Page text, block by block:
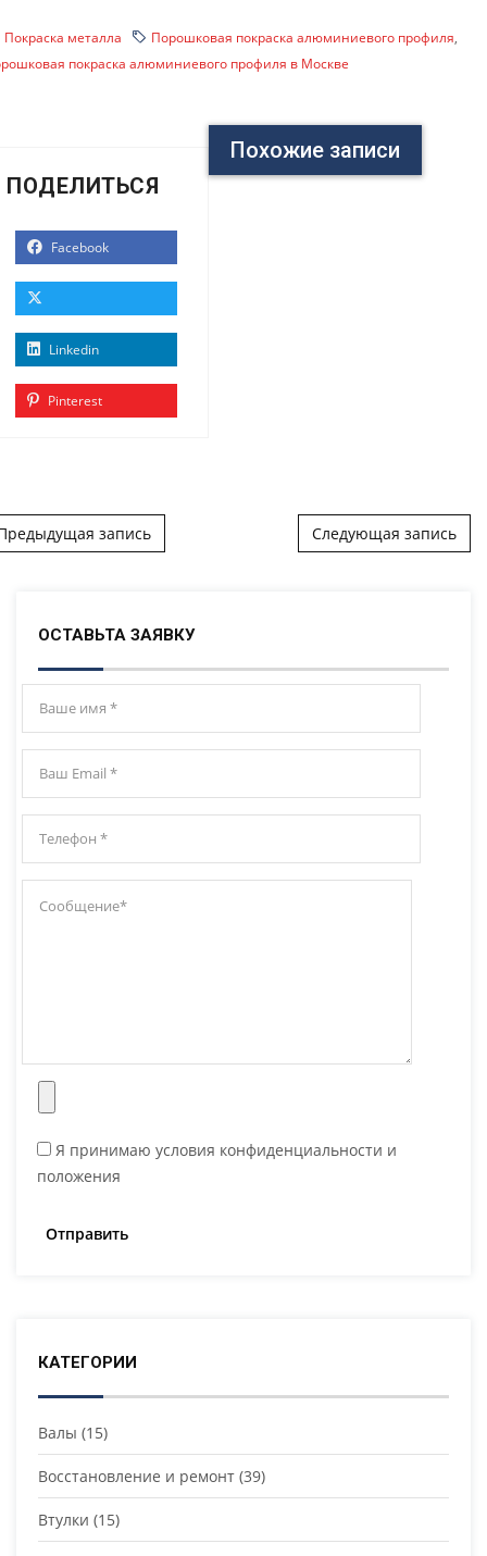
Покраска металла Порошковая покраска алюминиевого профиля,
покраска алюминиевого профиля в Москве
ПОДЕЛИТЬСЯ
Facebook
Linkedin
Pinterest
Похожие записи
navigation
запись Следующая запись
ОСТАВЬТА ЗАЯВКУ
Я принимаю условия конфиденциальности и
положения
КАТЕГОРИИ
Валы (15)
Восстановление и ремонт (39)
Втулки (15)